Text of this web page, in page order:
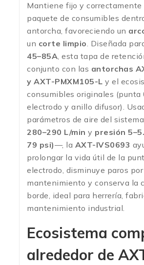
Mantiene fijo y correctamente
paquete de consumibles
antorcha, favoreciendo un
un corte limpio. Diseñada
45–85A, esta tapa de
conjunto con las antorchas
y AXT-PMXM105-L y el
consumibles originales (punta
electrodo y anillo difusor).
parámetros de aire del
280–290 L/min y presión
79 psi)—, la AXT-IVS0693
prolongar la vida útil de la
electrodo, disminuye paros por
mantenimiento y conserva la
borde, ideal para herrería,
mantenimiento industrial.
Ecosistema
alrededor de